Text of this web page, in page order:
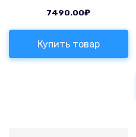
7490.00₽
Купить товар